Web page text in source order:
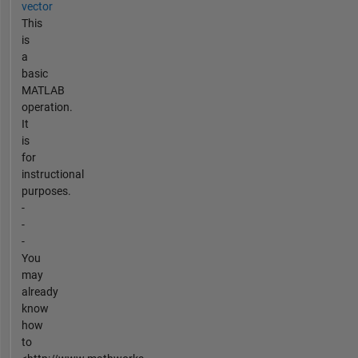
vector
This
is
a
basic
MATLAB
operation.
It
is
for
instructional
purposes.
-
-
-
You
may
already
know
how
to